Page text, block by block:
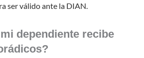
ser válido ante la DIAN.
dependiente recibe